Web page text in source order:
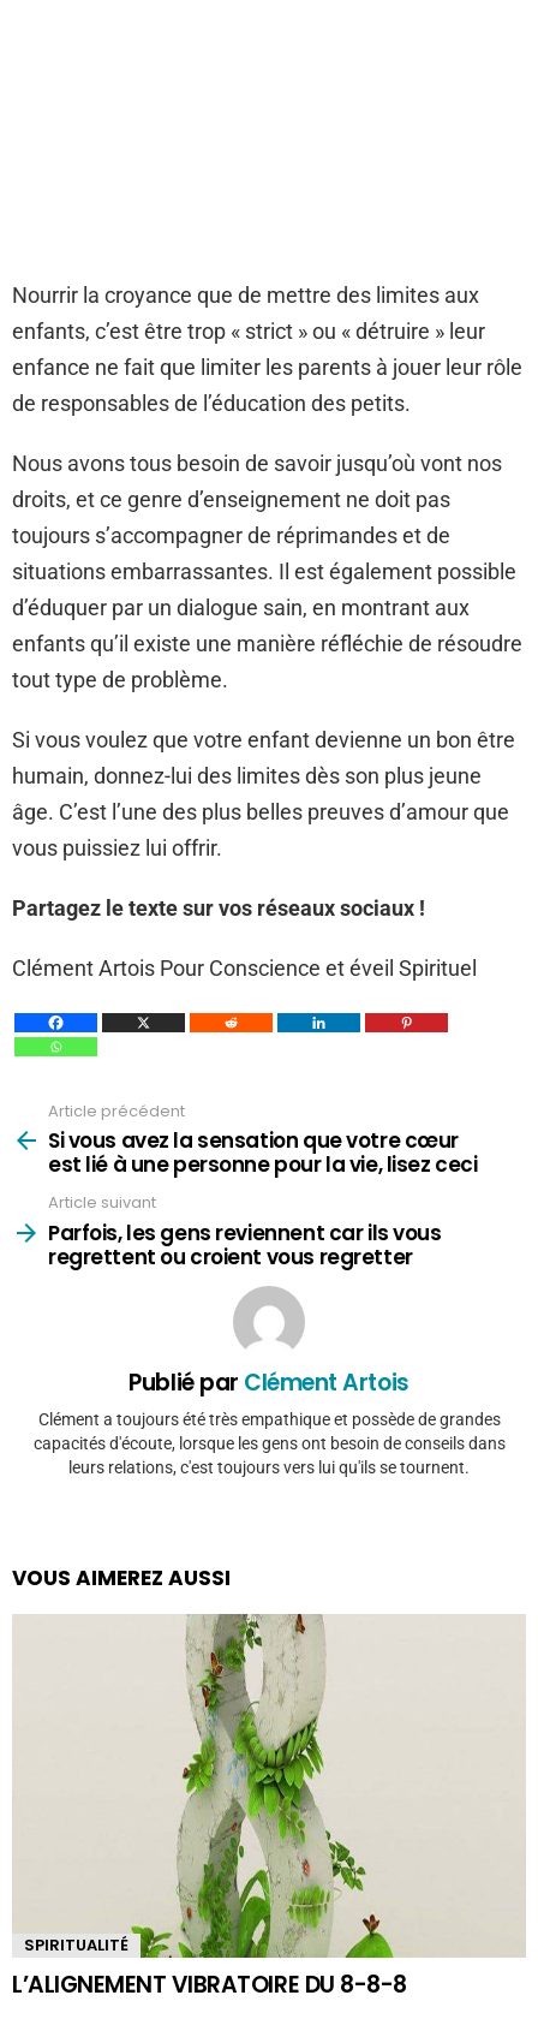
Nourrir la croyance que de mettre des limites aux
enfants, c’est être trop « strict » ou « détruire » leur
enfance ne fait que limiter les parents à jouer leur rôle
de responsables de l’éducation des petits.
Nous avons tous besoin de savoir jusqu’où vont nos
droits, et ce genre d’enseignement ne doit pas
toujours s’accompagner de réprimandes et de
situations embarrassantes. Il est également possible
d’éduquer par un dialogue sain, en montrant aux
enfants qu’il existe une manière réfléchie de résoudre
tout type de problème.
Si vous voulez que votre enfant devienne un bon être
humain, donnez-lui des limites dès son plus jeune
âge. C’est l’une des plus belles preuves d’amour que
vous puissiez lui offrir.
Partagez le texte sur vos réseaux sociaux !
Clément Artois Pour Conscience et éveil Spirituel
plus
Article précédent
Si vous avez la sensation que votre cœur
est lié à une personne pour la vie, lisez ceci
Article suivant
Parfois, les gens reviennent car ils vous
regrettent ou croient vous regretter
Publié par Clément Artois
Clément a toujours été très empathique et possède de grandes
capacités d'écoute, lorsque les gens ont besoin de conseils dans
leurs relations, c'est toujours vers lui qu'ils se tournent.
VOUS AIMEREZ AUSSI
SPIRITUALITÉ
L’ALIGNEMENT VIBRATOIRE DU 8-8-8